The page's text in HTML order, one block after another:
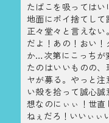
たばこを吸っては
地面にポイ捨てし
正々堂々と言えな
だよ！あの！おい
か…次第にこっちが
たのはいいものの
ヤが募る。やっと
い殻を拾って誠心
想なのにぃぃ！世
ねぇだろ！いいぃぃ